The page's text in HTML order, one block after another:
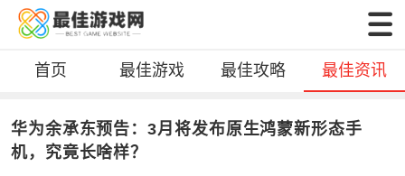
首页 最佳游戏 最佳攻略 最佳资讯
华为余承东预告：3月将发布原生鸿蒙新形态手
机，究竟长啥样？